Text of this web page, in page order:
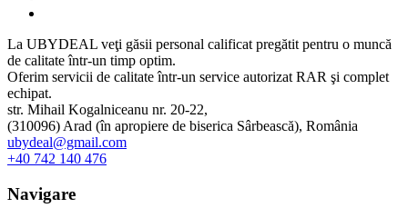
La UBYDEAL veţi găsii personal calificat pregătit pentru o muncă
de calitate într-un timp optim.
Oferim servicii de calitate într-un service autorizat RAR şi complet
echipat.
str. Mihail Kogalniceanu nr. 20-22,
(310096) Arad (în apropiere de biserica Sârbească), România
ubydeal@gmail.com
+40 742 140 476
Navigare